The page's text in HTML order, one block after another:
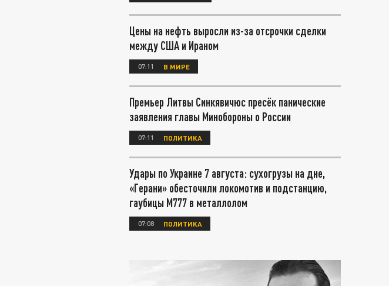
Цены на нефть выросли из-за отсрочки сделки
между США и Ираном
07:11 В МИРЕ
Премьер Литвы Синкявичюс пресёк панические
заявления главы Минобороны о России
07:11 ПОЛИТИКА
Удары по Украине 7 августа: сухогрузы на дне,
«Герани» обесточили локомотив и подстанцию,
гаубицы М777 в металлолом
07:08 ПОЛИТИКА